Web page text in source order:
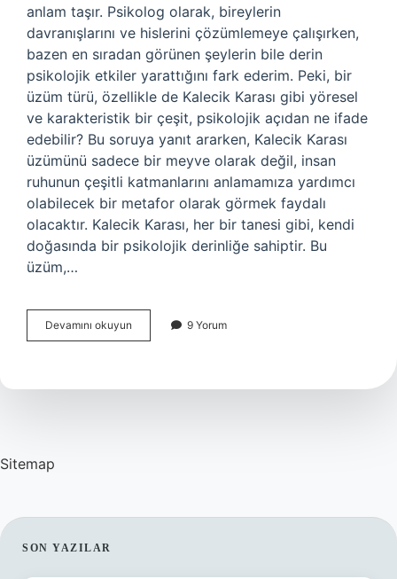
anlam taşır. Psikolog olarak, bireylerin
davranışlarını ve hislerini çözümlemeye çalışırken,
bazen en sıradan görünen şeylerin bile derin
psikolojik etkiler yarattığını fark ederim. Peki, bir
üzüm türü, özellikle de Kalecik Karası gibi yöresel
ve karakteristik bir çeşit, psikolojik açıdan ne ifade
edebilir? Bu soruya yanıt ararken, Kalecik Karası
üzümünü sadece bir meyve olarak değil, insan
ruhunun çeşitli katmanlarını anlamamıza yardımcı
olabilecek bir metafor olarak görmek faydalı
olacaktır. Kalecik Karası, her bir tanesi gibi, kendi
doğasında bir psikolojik derinliğe sahiptir. Bu
üzüm,…
Devamını okuyun
Karası
üzüm
9 Yorum
Sitemap
SIDEBAR
SON YAZILAR